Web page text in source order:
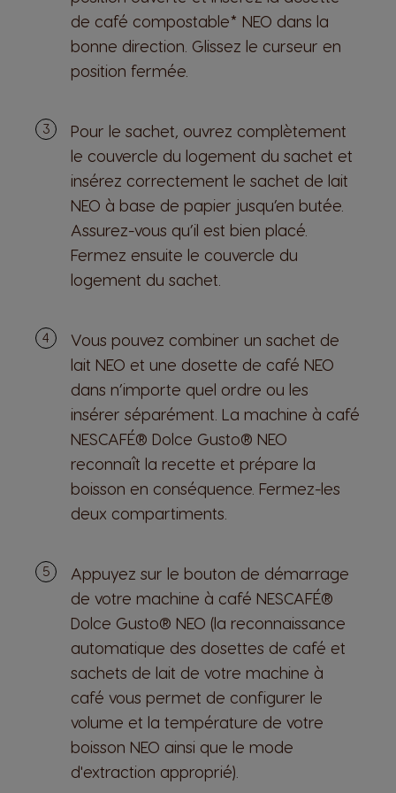
de café compostable* NEO dans la
bonne direction. Glissez le curseur en
position fermée.
Pour le sachet, ouvrez complètement
le couvercle du logement du sachet et
insérez correctement le sachet de lait
NEO à base de papier jusqu’en butée.
Assurez-vous qu’il est bien placé.
Fermez ensuite le couvercle du
logement du sachet.
Vous pouvez combiner un sachet de
lait NEO et une dosette de café NEO
dans n’importe quel ordre ou les
insérer séparément. La machine à café
NESCAFÉ® Dolce Gusto® NEO
reconnaît la recette et prépare la
boisson en conséquence. Fermez-les
deux compartiments.
Appuyez sur le bouton de démarrage
de votre machine à café NESCAFÉ®
Dolce Gusto® NEO (la reconnaissance
automatique des dosettes de café et
sachets de lait de votre machine à
café vous permet de configurer le
volume et la température de votre
boisson NEO ainsi que le mode
d'extraction approprié).